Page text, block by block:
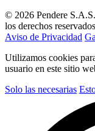
© 2026 Pendere
los derechos
Aviso de Privacidad
Utilizamos cookies
usuario en este sitio
Solo las necesarias